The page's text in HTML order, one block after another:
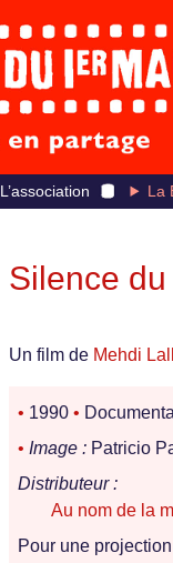
L’association La
Silence
Un film de Mehdi
• 1990 •
• Image : Patricio
Distributeur :
Au nom de la
Pour une